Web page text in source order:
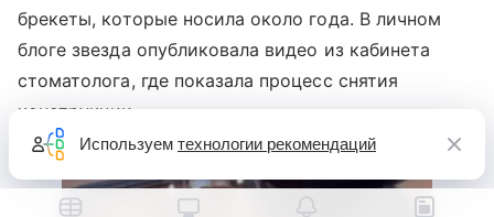
брекеты, которые носила около года. В личном
блоге звезда опубликовала видео из кабинета
стоматолога, где показала процесс снятия
конструкции.
Используем технологии рекомендаций